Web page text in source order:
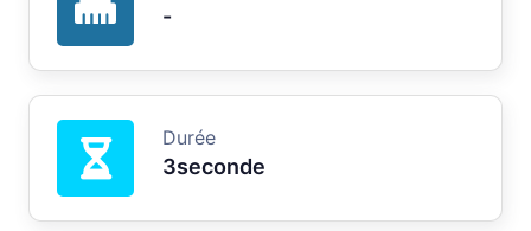
-
Durée
3seconde